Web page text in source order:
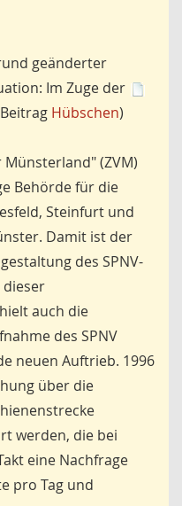
geänderter
Im Zuge der
Hübschen)
(ZVM)
Behörde für die
Steinfurt und
Damit ist der
des SPNV-
auch die
des SPNV
neuen Auftrieb. 1996
über die
werden, die bei
eine Nachfrage
pro Tag und